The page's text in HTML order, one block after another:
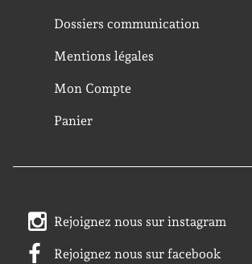
Dossiers communication
Mentions légales
Mon Compte
Panier
Rejoignez nous sur instagram
Rejoignez nous sur facebook